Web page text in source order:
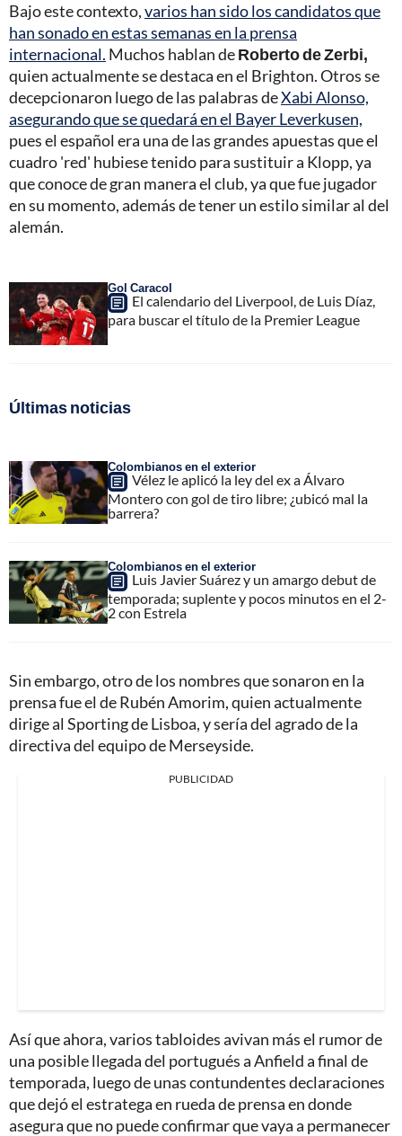
Bajo este contexto,varios han sido los candidatos que
han sonado en estas semanas en la prensa
internacional. Muchos hablan deRoberto de Zerbi,
quien actualmente se destaca en el Brighton. Otros se
decepcionaron luego de las palabras deXabi Alonso,
asegurando que se quedará en el Bayer Leverkusen,
pues el español era una de las grandes apuestas que el
cuadro 'red' hubiese tenido para sustituir a Klopp, ya
que conoce de gran manera el club, ya que fue jugador
en su momento, además de tener un estilo similar al del
alemán.
Gol Caracol
El calendario del Liverpool, de Luis Díaz,
para buscar el título de la Premier League
Últimas noticias
Colombianos en el exterior
Vélez le aplicó la ley del ex a Álvaro
Montero con gol de tiro libre; ¿ubicó mal la
barrera?
Colombianos en el exterior
Luis Javier Suárez y un amargo debut de
temporada; suplente y pocos minutos en el 2-
2 con Estrela
Sin embargo, otro de los nombres que sonaron en la
prensa fue el de Rubén Amorim, quien actualmente
dirige al Sporting de Lisboa, y sería del agrado de la
directiva del equipo de Merseyside.
PUBLICIDAD
Así que ahora, varios tabloides avivan más el rumor de
una posible llegada del portugués a Anfield a final de
temporada, luego de unas contundentes declaraciones
que dejó el estratega en rueda de prensa en donde
asegura que no puede confirmar que vaya a permanecer